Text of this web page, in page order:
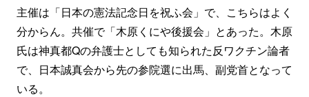
主催は「日本の憲法記念日を祝ふ会」で、こちらはよく
分からん。共催で「木原くにや後援会」とあった。木原
氏は神真都Qの弁護士としても知られた反ワクチン論者
で、日本誠真会から先の参院選に出馬、副党首となって
いる。